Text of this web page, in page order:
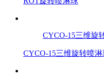
CYCO-15三维旋
CYCO-15三维旋转喷